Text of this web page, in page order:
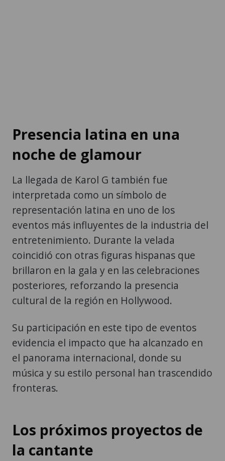
Presencia latina en una
noche de glamour
La llegada de Karol G también fue
interpretada como un símbolo de
representación latina en uno de los
eventos más influyentes de la industria del
entretenimiento. Durante la velada
coincidió con otras figuras hispanas que
brillaron en la gala y en las celebraciones
posteriores, reforzando la presencia
cultural de la región en Hollywood.
Su participación en este tipo de eventos
evidencia el impacto que ha alcanzado en
el panorama internacional, donde su
música y su estilo personal han trascendido
fronteras.
Los próximos proyectos de
la cantante